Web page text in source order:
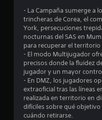
- La Campaña sumerge a
trincheras de Corea, el
York, persecuciones
nocturnas del SAS en
para recuperar el
- El modo Multijugador
precisos donde la fluidez
jugador y un mayor
- En DMZ, los jugadores
extraoficial tras las líneas
realizada en territorio en
difíciles sobre qué
cuándo retirarse.